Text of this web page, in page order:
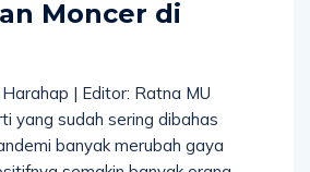
Moncer di
| Editor: Ratna MU
yang sudah sering dibahas
banyak merubah gaya